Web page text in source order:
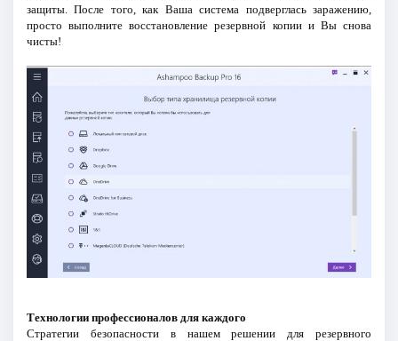
защиты. После того, как Ваша система подверглась заражению,
просто выполните восстановление резервной копии и Вы снова
чисты!
Технологии профессионалов для каждого
Стратегии безопасности в нашем решении для резервного